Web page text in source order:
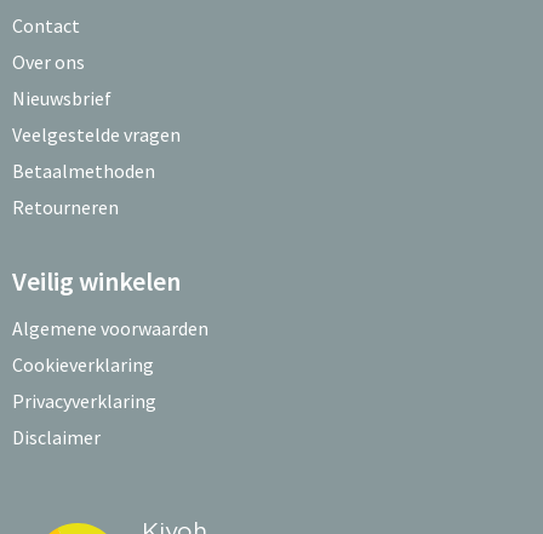
Contact
Over ons
Nieuwsbrief
Veelgestelde vragen
Betaalmethoden
Retourneren
Veilig winkelen
Algemene voorwaarden
Cookieverklaring
Privacyverklaring
Disclaimer